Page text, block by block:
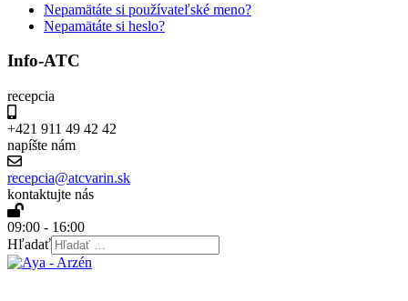
Nepamätáte si používateľské meno?
Nepamätáte si heslo?
Info-ATC
recepcia
+421 911 49 42 42
napíšte nám
recepcia@atcvarin.sk
kontaktujte nás
09:00 - 16:00
Hľadať